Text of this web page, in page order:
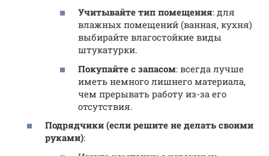
Учитывайте тип помещения: для
влажных помещений (ванная, кухня)
выбирайте влагостойкие виды
штукатурки.
Покупайте с запасом: всегда лучше
иметь немного лишнего материала,
чем прерывать работу из-за его
отсутствия.
Подрядчики (если решите не делать своими
руками):